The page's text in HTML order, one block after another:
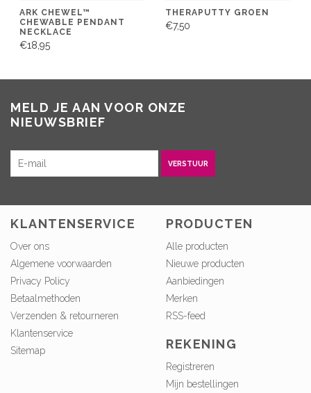
ARK CHEWEL™
CHEWABLE PENDANT
NECKLACE
€18,95
THERAPUTTY GROEN
€7,50
MELD JE AAN VOOR ONZE
NIEUWSBRIEF
VERSTUUR
KLANTENSERVICE
Over ons
Algemene voorwaarden
Privacy Policy
Betaalmethoden
Verzenden & retourneren
Klantenservice
Sitemap
PRODUCTEN
Alle producten
Nieuwe producten
Aanbiedingen
Merken
RSS-feed
REKENING
Registreren
Mijn bestellingen